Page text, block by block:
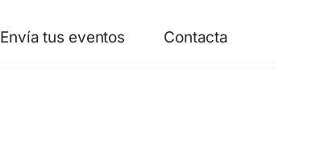
Envía tus eventos Contacta